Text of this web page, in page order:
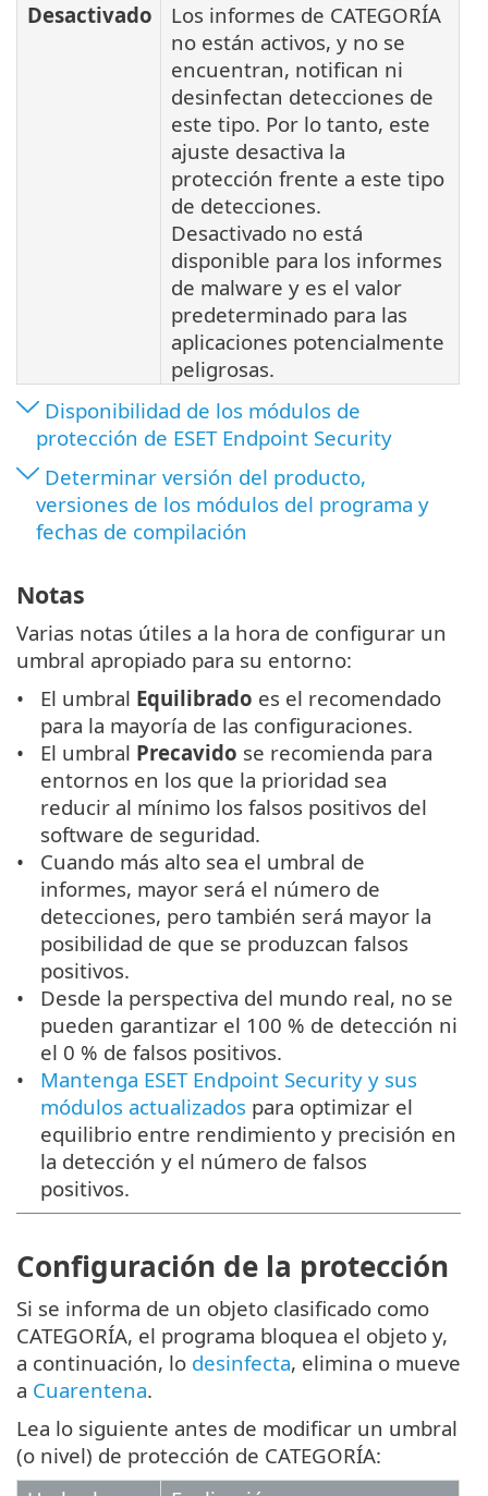
Desactivado
Los informes de CATEGORÍA
no están activos, y no se
encuentran, notifican ni
desinfectan detecciones de
este tipo. Por lo tanto, este
ajuste desactiva la
protección frente a este tipo
de detecciones.
Desactivado no está
disponible para los informes
de malware y es el valor
predeterminado para las
aplicaciones potencialmente
peligrosas.
Disponibilidad de los módulos de
protección de ESET Endpoint Security
Determinar versión del producto,
versiones de los módulos del programa y
fechas de compilación
Notas
Varias notas útiles a la hora de configurar un
umbral apropiado para su entorno:
El umbral Equilibrado es el recomendado
para la mayoría de las configuraciones.
El umbral Precavido se recomienda para
entornos en los que la prioridad sea
reducir al mínimo los falsos positivos del
software de seguridad.
Cuando más alto sea el umbral de
informes, mayor será el número de
detecciones, pero también será mayor la
posibilidad de que se produzcan falsos
positivos.
Desde la perspectiva del mundo real, no se
pueden garantizar el 100 % de detección ni
el 0 % de falsos positivos.
Mantenga ESET Endpoint Security y sus
módulos actualizados para optimizar el
equilibrio entre rendimiento y precisión en
la detección y el número de falsos
positivos.
Configuración de la protección
Si se informa de un objeto clasificado como
CATEGORÍA, el programa bloquea el objeto y,
a continuación, lo desinfecta, elimina o mueve
a Cuarentena.
Lea lo siguiente antes de modificar un umbral
(o nivel) de protección de CATEGORÍA: